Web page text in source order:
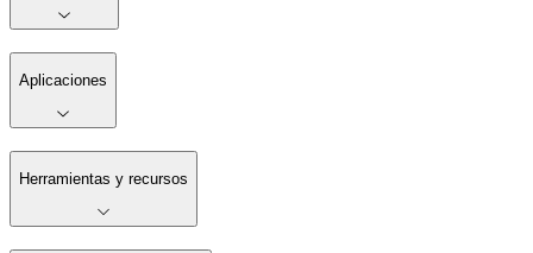
Aplicaciones
Herramientas y recursos